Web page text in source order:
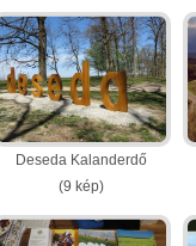
Erdészeti Erdei Iskola és
Oktatási Központ
(10 kép)
Deseda Kalanderdő
(9 kép)